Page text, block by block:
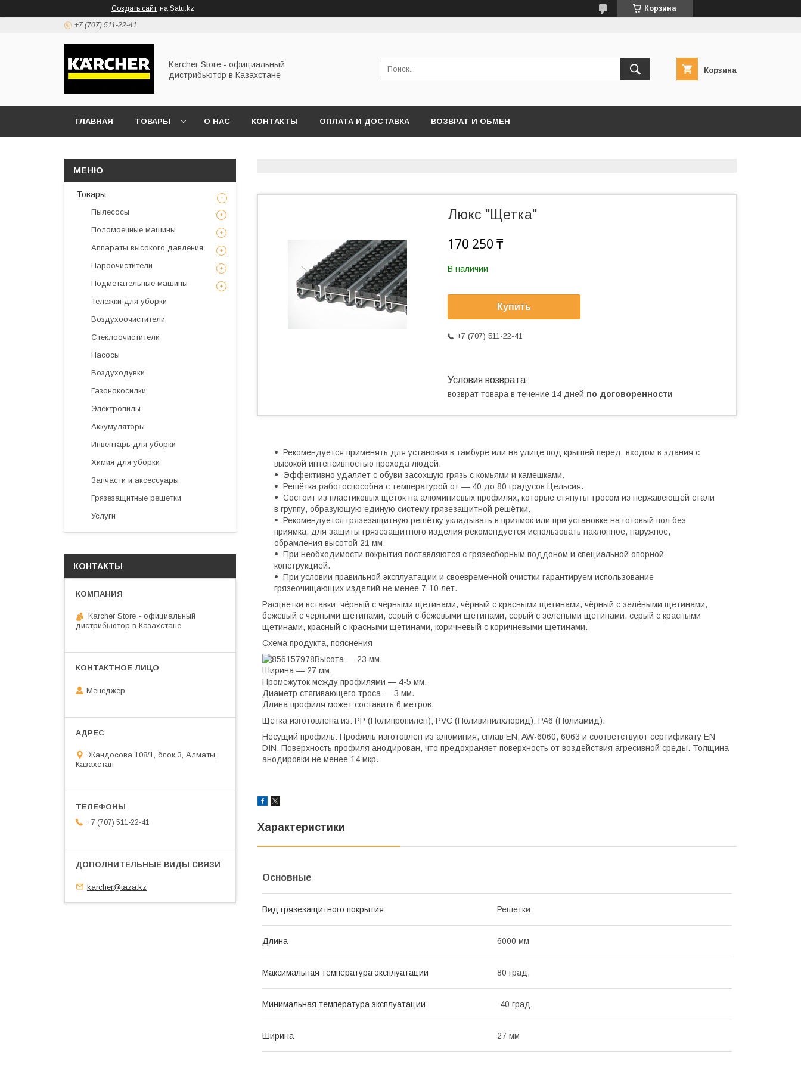
Создать сайт на Satu.kz Корзина
+7 (707) 511-22-41
Karcher Store - официальный
дистрибьютор в Казахстане
Корзина
ГЛАВНАЯ ТОВАРЫ О НАС КОНТАКТЫ ОПЛАТА И ДОСТАВКА ВОЗВРАТ И ОБМЕН
Люкс "Щетка"
170 250 ₸
В наличии
Купить
+7 (707) 511-22-41
возврат товара в течение 14 дней по договоренности
Рекомендуется применять для установки в тамбуре или на улице под крышей перед входом в здания с
высокой интенсивностью прохода людей.
Эффективно удаляет с обуви засохшую грязь с комьями и камешками.
Решётка работоспособна с температурой от — 40 до 80 градусов Цельсия.
Состоит из пластиковых щёток на алюминиевых профилях, которые стянуты тросом из нержавеющей стали
в группу, образующую единую систему грязезащитной решётки.
Рекомендуется грязезащитную решётку укладывать в приямок или при установке на готовый пол без
приямка, для защиты грязезащитного изделия рекомендуется использовать наклонное, наружное,
обрамления высотой 21 мм.
При необходимости покрытия поставляются с грязесборным поддоном и специальной опорной
конструкцией.
При условии правильной эксплуатации и своевременной очистки гарантируем использование
грязеочищающих изделий не менее 7-10 лет.
Расцветки вставки: чёрный с чёрными щетинами, чёрный с красными щетинами, чёрный с зелёными щетинами,
бежевый с чёрными щетинами, серый с бежевыми щетинами, серый с зелёными щетинами, серый с красными
щетинами, красный с красными щетинами, коричневый с коричневыми щетинами.
Схема продукта, пояснения
Высота — 23 мм.
Ширина — 27 мм.
Промежуток между профилями — 4-5 мм.
Диаметр стягивающего троса — 3 мм.
Длина профиля может составить 6 метров.
Щётка изготовлена из: PP (Полипропилен); PVC (Поливинилхлорид); PA6 (Полиамид).
Несущий профиль: Профиль изготовлен из алюминия, сплав EN, AW-6060, 6063 и соответствуют сертификату EN
DIN. Поверхность профиля анодирован, что предохраняет поверхность от воздействия агресивной среды. Толщина
анодировки не менее 14 мкр.
Характеристики
Основные
Вид грязезащитного покрытия Решетки
Длина 6000 мм
Максимальная температура эксплуатации 80 град.
Минимальная температура эксплуатации -40 град.
Ширина 27 мм
Товары:
Пылесосы
Поломоечные машины
Аппараты высокого давления
Пароочистители
Подметательные машины
Тележки для уборки
Воздухоочистители
Стеклоочистители
Насосы
Воздуходувки
Газонокосилки
Электропилы
Аккумуляторы
Инвентарь для уборки
Химия для уборки
Запчасти и аксессуары
Грязезащитные решетки
Услуги
КОНТАКТЫ
Karcher Store - официальный
дистрибьютор в Казахстане
Менеджер
Жандосова 108/1, блок 3, Алматы,
Казахстан
+7 (707) 511-22-41
karcher@taza.kz